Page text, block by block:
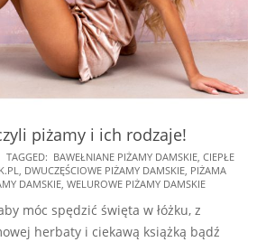
piżamy i ich rodzaje!
TAGGED: BAWEŁNIANE PIŻAMY DAMSKIE, CIEPŁE
, DWUCZĘŚCIOWE PIŻAMY DAMSKIE, PIŻAMA
DAMSKIE, WELUROWE PIŻAMY DAMSKIE
móc spędzić święta w łóżku, z
herbaty i ciekawą książką bądź